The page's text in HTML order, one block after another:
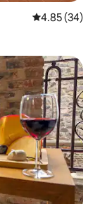
平均评分
4.85 (34)